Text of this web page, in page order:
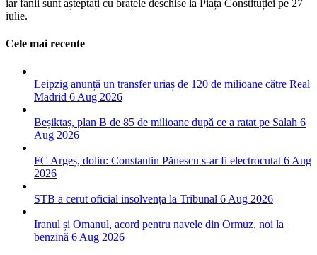
iar fanii sunt așteptați cu brațele deschise la Piața Constituției pe 27
iulie.
Cele mai recente
Leipzig anunță un transfer uriaș de 120 de milioane către Real
Madrid 6 Aug 2026
Beșiktaș, plan B de 85 de milioane după ce a ratat pe Salah 6
Aug 2026
FC Argeș, doliu: Constantin Pănescu s-ar fi electrocutat 6 Aug
2026
STB a cerut oficial insolvența la Tribunal 6 Aug 2026
Iranul și Omanul, acord pentru navele din Ormuz, noi la
benzină 6 Aug 2026